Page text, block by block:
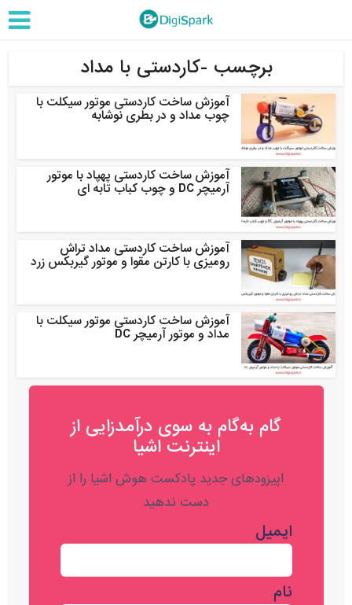
برچسب -کاردستی با مداد
آموزش ساخت کاردستی موتور سیکلت با
چوب مداد و در بطری نوشابه
آموزش ساخت کاردستی پهپاد با موتور
آرمیچر DC و چوب کباب تابه ای
آموزش ساخت کاردستی مداد تراش
رومیزی با کارتن مقوا و موتور گیربکس زرد
آموزش ساخت کاردستی موتور سیکلت با
مداد و موتور آرمیچر DC
گام به‌گام به‌ سوی درآمدزایی از
اینترنت اشیا
اپیزودهای جدید پادکست هوش اشیا را از
دست ندهید
ایمیل
نام